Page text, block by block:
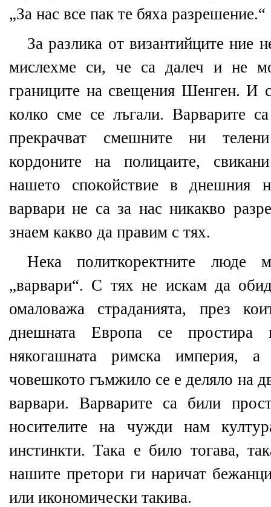
„За нас все пак те бяха разрешение.“
За разлика от византийците ние
мислехме си, че са далеч и не
границите на свещения Шенген. И
колко сме се лъгали. Варварите
прекрачват смешните ни
кордоните на полицаите,
нашето спокойствие в днешния
варвари не са за нас никакво
знаем какво да правим с тях.
Нека политкоректните люде
„варвари“. С тях не искам да
омаловажа страданията, през
днешната Европа се простира
някогашната римска империя, а
човешкото гъмжило се е деляло на
варвари. Варварите са били
носителите на чужди нам
инстинкти. Така е било тогава,
нашите претори ги наричат
или икономически такива.